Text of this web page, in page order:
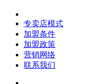
专卖店模式
加盟条件
加盟政策
营销网络
联系我们